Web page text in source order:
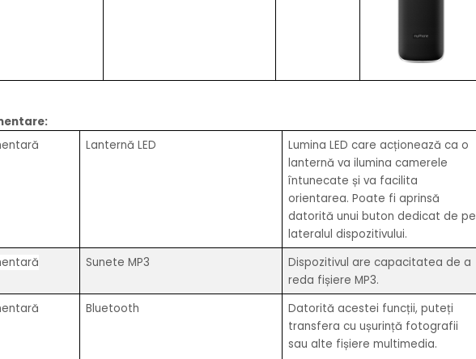
Lanternă LED
Lumina LED care acționează ca o
lanternă va ilumina camerele
întunecate și va facilita
orientarea. Poate fi aprinsă
datorită unui buton dedicat de pe
lateralul dispozitivului.
Sunete MP3
Dispozitivul are capacitatea de a
reda fișiere MP3.
Bluetooth
Datorită acestei funcții, puteți
transfera cu ușurință fotografii
sau alte fișiere multimedia.